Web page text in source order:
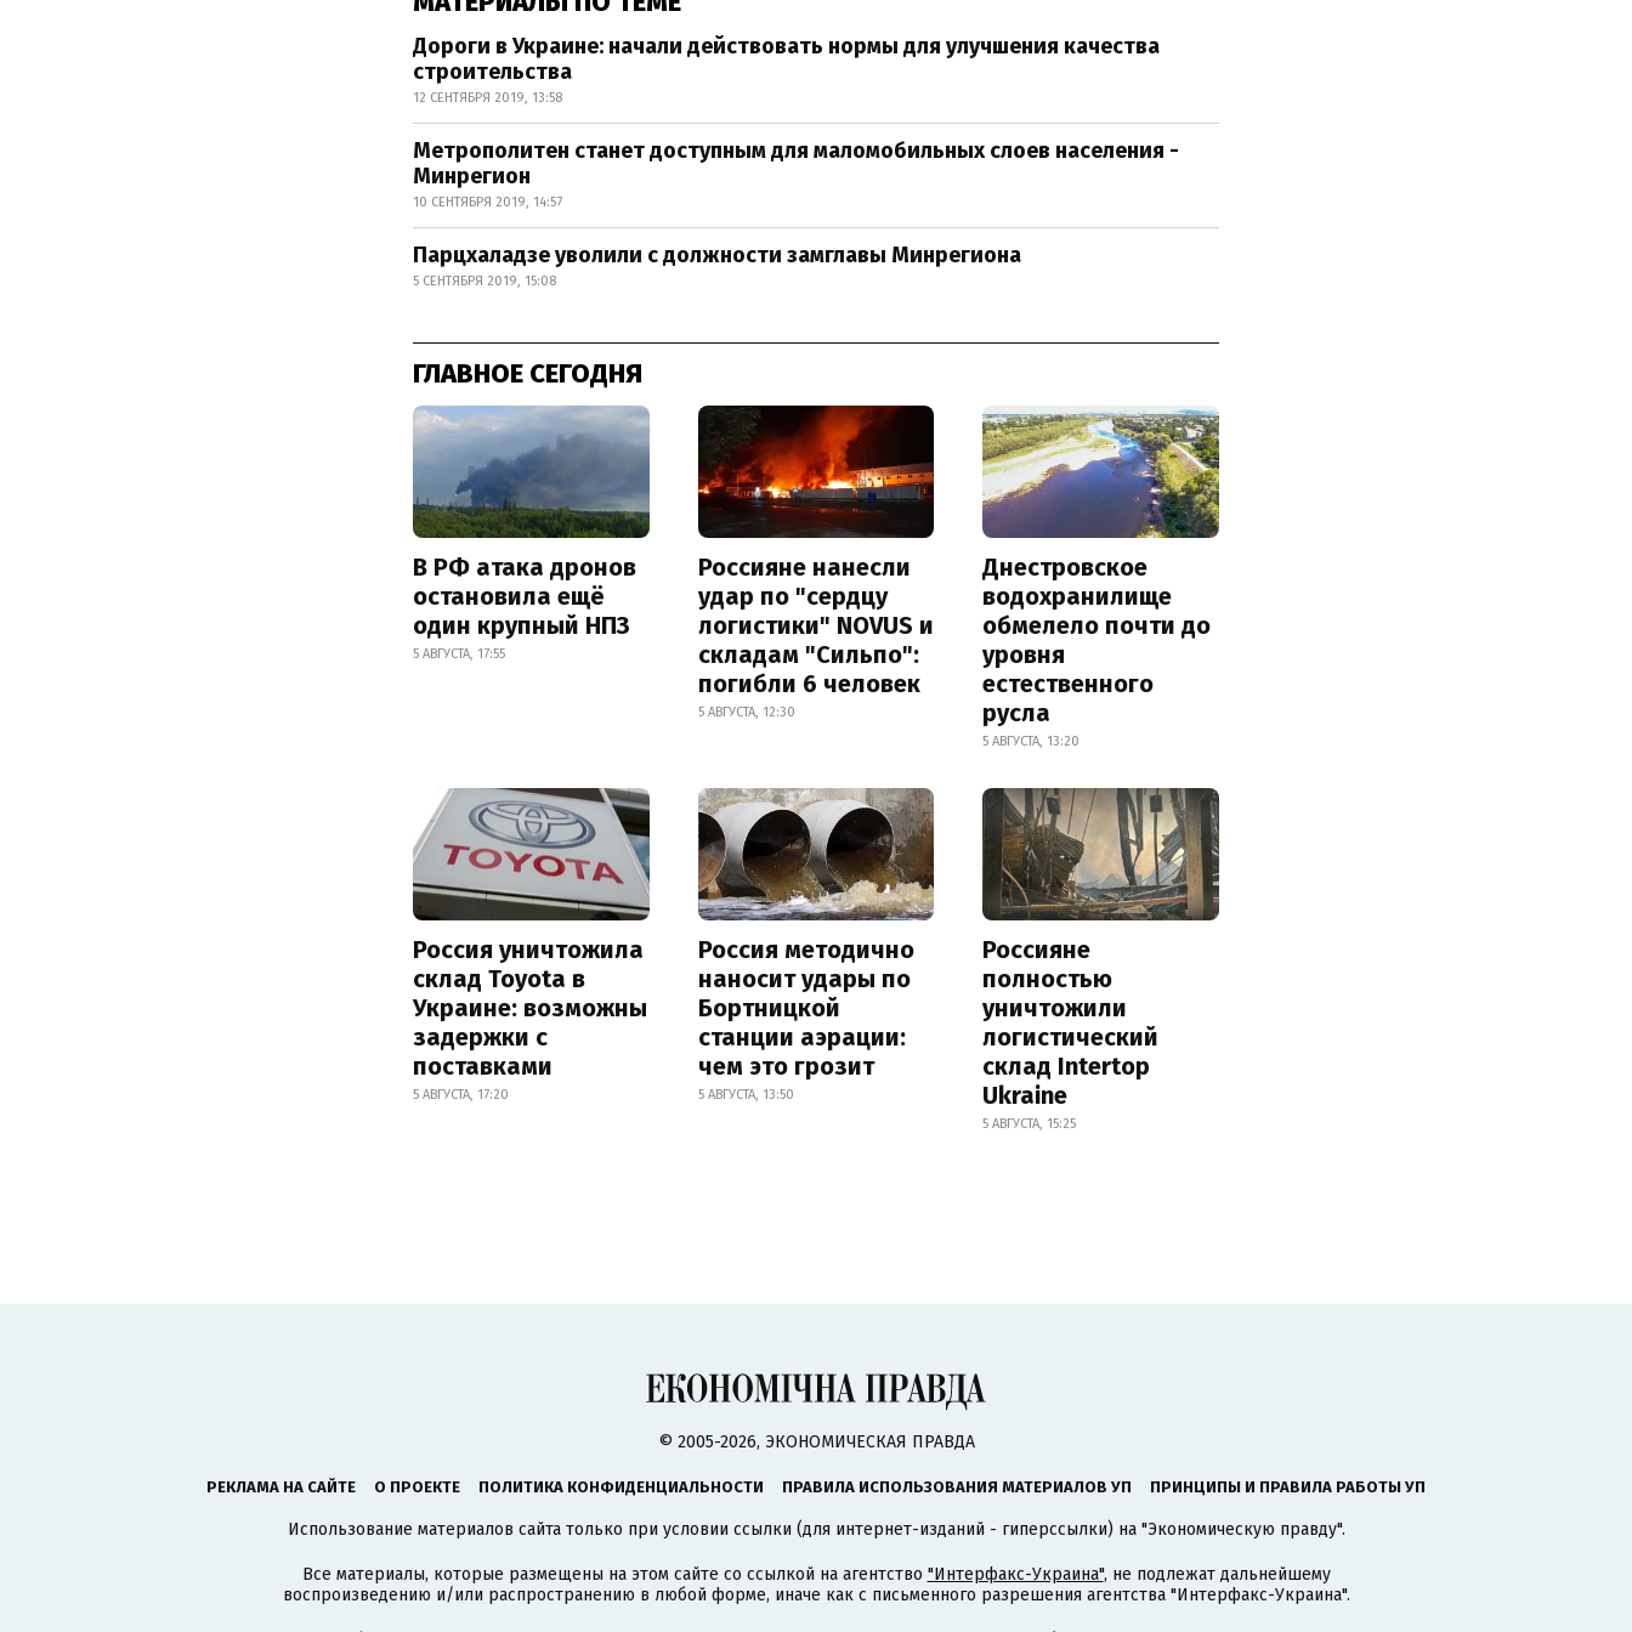
Дороги в Украине: начали действовать нормы для улучшения качества
строительства
12 СЕНТЯБРЯ 2019, 13:58
Метрополитен станет доступным для маломобильных слоев населения -
Минрегион
10 СЕНТЯБРЯ 2019, 14:57
Парцхаладзе уволили с должности замглавы Минрегиона
5 СЕНТЯБРЯ 2019, 15:08
ГЛАВНОЕ СЕГОДНЯ
В РФ атака дронов
остановила ещё
один крупный НПЗ
5 АВГУСТА, 17:55
Россияне нанесли
удар по "сердцу
логистики" NOVUS и
складам "Сильпо":
погибли 6 человек
5 АВГУСТА, 12:30
Днестровское
водохранилище
обмелело почти до
уровня
естественного
русла
5 АВГУСТА, 13:20
Россия уничтожила
склад Toyota в
Украине: возможны
задержки с
поставками
5 АВГУСТА, 17:20
Россия методично
наносит удары по
Бортницкой
станции аэрации:
чем это грозит
5 АВГУСТА, 13:50
Россияне
полностью
уничтожили
логистический
склад Intertop
Ukraine
5 АВГУСТА, 15:25
© 2005-2026, ЭКОНОМИЧЕСКАЯ ПРАВДА
РЕКЛАМА НА САЙТЕ О ПРОЕКТЕ ПОЛИТИКА КОНФИДЕНЦИАЛЬНОСТИ ПРАВИЛА ИСПОЛЬЗОВАНИЯ МАТЕРИАЛОВ УП ПРИНЦИПЫ И ПРАВИЛА РАБОТЫ УП
Использование материалов сайта только при условии ссылки (для интернет-изданий - гиперссылки) на "Экономическую правду".
Все материалы, которые размещены на этом сайте со ссылкой на агентство "Интерфакс-Украина", не подлежат дальнейшему
воспроизведению и/или распространению в любой форме, иначе как с письменного разрешения агентства "Интерфакс-Украина".